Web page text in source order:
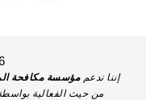
إننا ندعممؤسسة مكافحة
من حيث الفعالية